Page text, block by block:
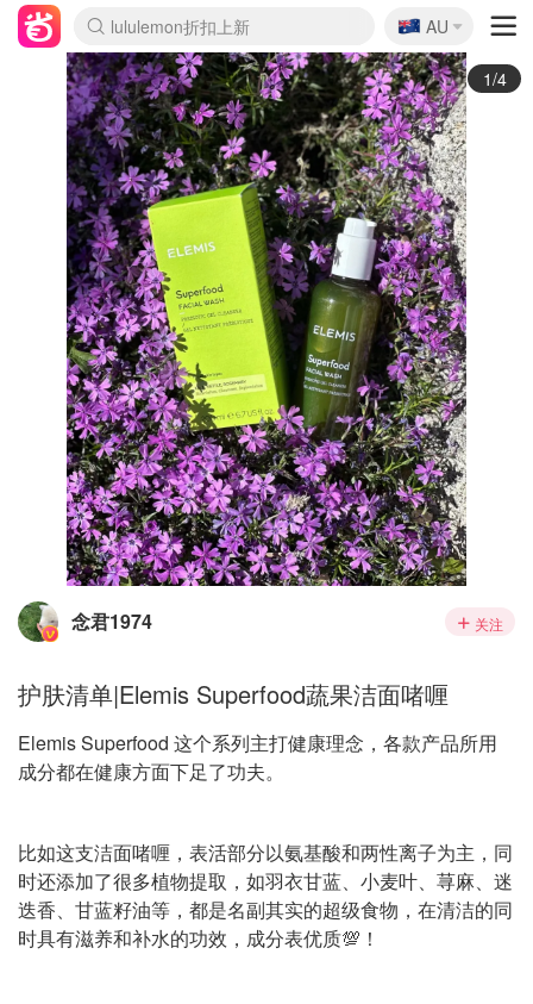
lululemon折扣上新
Sasa美妆护肤3.5折
SSENSE年中3折
FreshBeauty好价汇总
Cettire降价+叠9折
Farfetch折上8折
WWS Coles超市实拍
viagogo二手票捡漏
Myer清仓1折起
The Outnet奢牌1折起
David Jones 3折起
Flannels大牌1折
Perfumes Club护肤1折
AMIRO返校季6.2折
Oweek抽奖送Airpods
Amazon折扣汇总
eToro入金$200送$50
Amazon数码好物
ICONIC本周7.5折
ThedoubleF高奢地板价
Moose Knuckles 6折
丝芙兰5折起
EUFY官网3.7折起
Selenichast首饰2折
Trip机票酒店促销
YSL送5件彩妆礼
Amazon家居好物
BIGBANG巡演开票
David Jones时尚3折
Amazon美妆护肤
雅漾大喷$8
过敏原检测盒$33
伊索独家赠50ml沐浴露
科颜氏清仓3折
SEALIFE海洋馆门票6折
丝塔芙大白罐$16
订阅Newsletter送香薰
Cult Beauty 6.8折
Harrods圣诞日历2.3折
LN-CC奢牌私促3折
d'Alba空姐喷雾$16
EVE LOM套装逆天2折
Bernardelli独家4折
Adore Beauty 6折起
CT圣诞日历
Mytheresa奢品2.7折
Luxury Escapes 9折
Currentbody美容仪9折
MOON Garden Live
ALLSAINTS美衣3折
Roborock扫地机3.7折
Tingo Life水杯$24
Valentino官网5折
CR洗发护发6.3折
🇦🇺
AU
2/4
念君1974 关注
护肤清单|Elemis Superfood蔬果洁面啫喱
Elemis Superfood 这个系列主打健康理念，各款产品所用
成分都在健康方面下足了功夫。
比如这支洁面啫喱，表活部分以氨基酸和两性离子为主，同
时还添加了很多植物提取，如羽衣甘蓝、小麦叶、荨麻、迷
迭香、甘蓝籽油等，都是名副其实的超级食物，在清洁的同
时具有滋养和补水的功效，成分表优质💯！